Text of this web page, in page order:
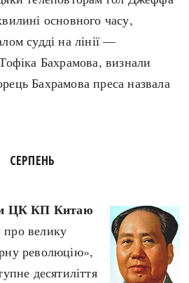
основного часу,
судді на лінії —
Бахрамова, визнали
Бахрамова преса назвала
СЕРПЕНЬ
ЦК КП Китаю
велику
революцію»,
десятиліття